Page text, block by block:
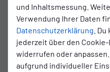
und Inhaltsmessung.
Verwendung Ihrer Daten
Datenschutzerklärung .
jederzeit über den
widerrufen oder
aufgrund individueller
Übersicht Liveticker
Infos zum Spiel